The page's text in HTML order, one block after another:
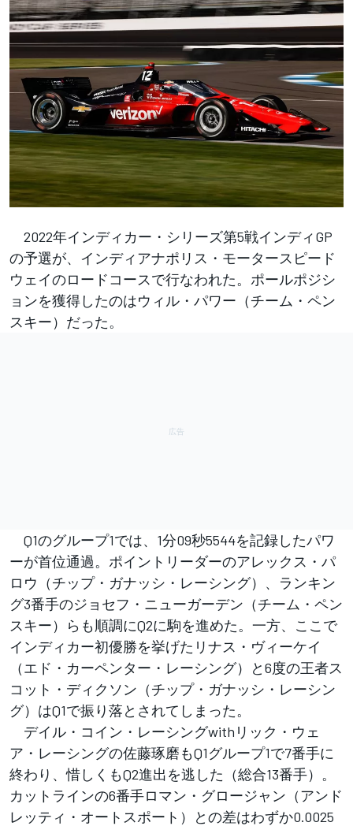
2022年インディカー・シリーズ第5戦インディGP
の予選が、インディアナポリス・モータースピード
ウェイのロードコースで行なわれた。ポールポジシ
ョンを獲得したのはウィル・パワー（チーム・ペン
スキー）だった。
Q1のグループ1では、1分09秒5544を記録したパワ
ーが首位通過。ポイントリーダーのアレックス・パ
ロウ（チップ・ガナッシ・レーシング）、ランキン
グ3番手のジョセフ・ニューガーデン（チーム・ペン
スキー）らも順調にQ2に駒を進めた。一方、ここで
インディカー初優勝を挙げたリナス・ヴィーケイ
（エド・カーペンター・レーシング）と6度の王者ス
コット・ディクソン（チップ・ガナッシ・レーシン
グ）はQ1で振り落とされてしまった。
デイル・コイン・レーシングwithリック・ウェ
ア・レーシングの佐藤琢磨もQ1グループ1で7番手に
終わり、惜しくもQ2進出を逃した（総合13番手）。
カットラインの6番手ロマン・グロージャン（アンド
レッティ・オートスポート）との差はわずか0.0025